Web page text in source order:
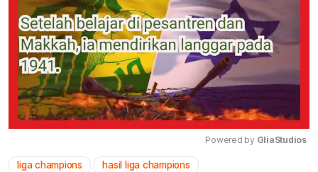
Powered by GliaStudios
liga champions hasil liga champions